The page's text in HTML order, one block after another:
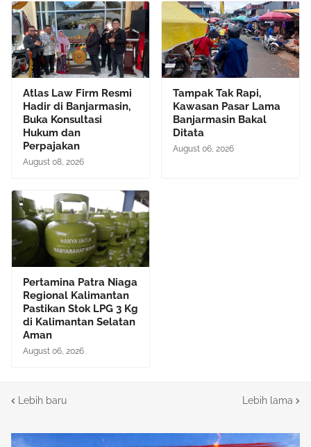
Atlas Law Firm Resmi
Hadir di Banjarmasin,
Buka Konsultasi
Hukum dan
Perpajakan
August 08, 2026
Tampak Tak Rapi,
Kawasan Pasar Lama
Banjarmasin Bakal
Ditata
August 06, 2026
Pertamina Patra Niaga
Regional Kalimantan
Pastikan Stok LPG 3 Kg
di Kalimantan Selatan
Aman
August 06, 2026
Lebih baru Lebih lama